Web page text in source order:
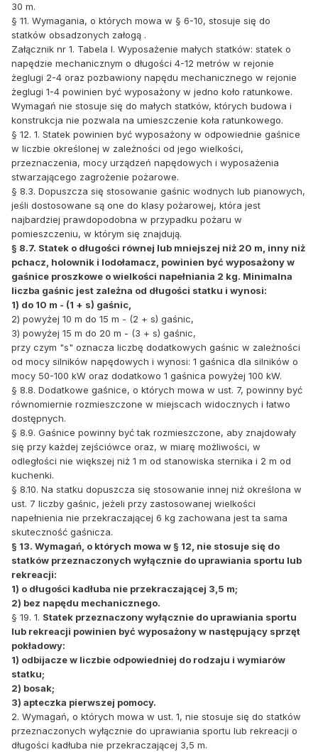
30 m.
§ 11. Wymagania, o których mowa w § 6-10, stosuje się do
statków obsadzonych załogą .
Załącznik nr 1. Tabela I. Wyposażenie małych statków: statek o
napędzie mechanicznym o długości 4-12 metrów w rejonie
żeglugi 2-4 oraz pozbawiony napędu mechanicznego w rejonie
żeglugi 1-4 powinien być wyposażony w jedno koło ratunkowe.
Wymagań nie stosuje się do małych statków, których budowa i
konstrukcja nie pozwala na umieszczenie koła ratunkowego.
§ 12. 1. Statek powinien być wyposażony w odpowiednie gaśnice
w liczbie określonej w zależności od jego wielkości,
przeznaczenia, mocy urządzeń napędowych i wyposażenia
stwarzającego zagrożenie pożarowe.
§ 8.3. Dopuszcza się stosowanie gaśnic wodnych lub pianowych,
jeśli dostosowane są one do klasy pożarowej, która jest
najbardziej prawdopodobna w przypadku pożaru w
pomieszczeniu, w którym się znajdują.
§ 8.7. Statek o długości równej lub mniejszej niż 20 m, inny niż
pchacz, holownik i lodołamacz, powinien być wyposażony w
gaśnice proszkowe o wielkości napełniania 2 kg. Minimalna
liczba gaśnic jest zależna od długości statku i wynosi:
1) do 10 m - (1 + s) gaśnic,
2) powyżej 10 m do 15 m - (2 + s) gaśnic,
3) powyżej 15 m do 20 m - (3 + s) gaśnic,
przy czym "s" oznacza liczbę dodatkowych gaśnic w zależności
od mocy silników napędowych i wynosi: 1 gaśnica dla silników o
mocy 50-100 kW oraz dodatkowo 1 gaśnica powyżej 100 kW.
§ 8.8. Dodatkowe gaśnice, o których mowa w ust. 7, powinny być
równomiernie rozmieszczone w miejscach widocznych i łatwo
dostępnych.
§ 8.9. Gaśnice powinny być tak rozmieszczone, aby znajdowały
się przy każdej zejściówce oraz, w miarę możliwości, w
odległości nie większej niż 1 m od stanowiska sternika i 2 m od
kuchenki.
§ 8.10. Na statku dopuszcza się stosowanie innej niż określona w
ust. 7 liczby gaśnic, jeżeli przy zastosowanej wielkości
napełnienia nie przekraczającej 6 kg zachowana jest ta sama
skuteczność gaśnicza.
§ 13. Wymagań, o których mowa w § 12, nie stosuje się do
statków przeznaczonych wyłącznie do uprawiania sportu lub
rekreacji:
1) o długości kadłuba nie przekraczającej 3,5 m;
2) bez napędu mechanicznego.
§ 19. 1. Statek przeznaczony wyłącznie do uprawiania sportu
lub rekreacji powinien być wyposażony w następujący sprzęt
pokładowy:
1) odbijacze w liczbie odpowiedniej do rodzaju i wymiarów
statku;
2) bosak;
3) apteczka pierwszej pomocy.
2. Wymagań, o których mowa w ust. 1, nie stosuje się do statków
przeznaczonych wyłącznie do uprawiania sportu lub rekreacji o
długości kadłuba nie przekraczającej 3,5 m.